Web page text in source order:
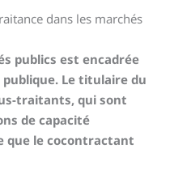
dans les marchés
publics est encadrée
publique. Le titulaire du
traitants, qui sont
de capacité
que le cocontractant